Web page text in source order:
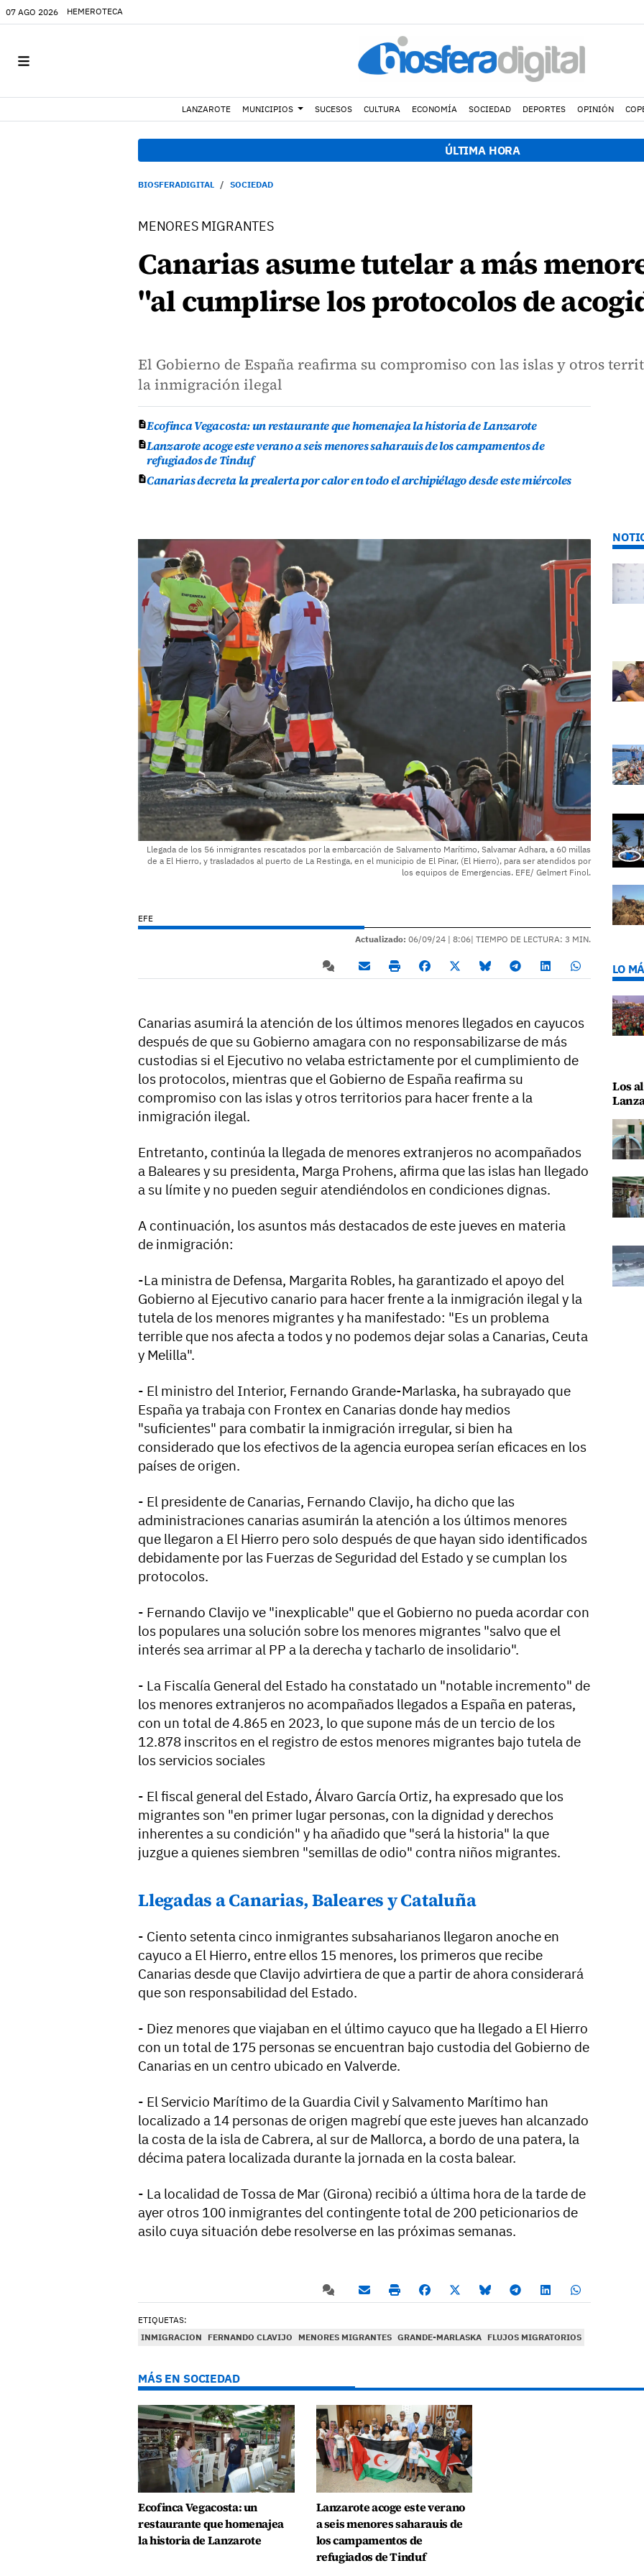
07 AGO 2026 HEMEROTECA
LANZAROTE MUNICIPIOS SUCESOS CULTURA ECONOMÍA SOCIEDAD DEPORTES OPINIÓN
ÚLTIMA HORA
BIOSFERADIGITAL SOCIEDAD
MENORES MIGRANTES
Canarias asume tutelar a más
"al cumplirse los protocolos de
El Gobierno de España reafirma su compromiso con las islas y otros
la inmigración ilegal
Ecofinca Vegacosta: un restaurante que homenajea la historia de Lanzarote
Lanzarote acoge este verano a seis menores saharauis de los campamentos de
refugiados de Tinduf
Canarias decreta la prealerta por calor en todo el archipiélago desde este miércoles
Llegada de los 56 inmigrantes rescatados por la embarcación de Salvamento Marítimo, Salvamar Adhara, a 60 millas
de a El Hierro, y trasladados al puerto de La Restinga, en el municipio de El Pinar, (El Hierro), para ser atendidos por
los equipos de Emergencias. EFE/ Gelmert Finol.
EFE
Actualizado: 06/09/24 | 8:06| TIEMPO DE LECTURA: 3 MIN.
Canarias asumirá la atención de los últimos menores llegados en cayucos
después de que su Gobierno amagara con no responsabilizarse de más
custodias si el Ejecutivo no velaba estrictamente por el cumplimiento de
los protocolos, mientras que el Gobierno de España reafirma su
compromiso con las islas y otros territorios para hacer frente a la
inmigración ilegal.
Entretanto, continúa la llegada de menores extranjeros no acompañados
a Baleares y su presidenta, Marga Prohens, afirma que las islas han llegado
a su límite y no pueden seguir atendiéndolos en condiciones dignas.
A continuación, los asuntos más destacados de este jueves en materia
de inmigración:
-La ministra de Defensa, Margarita Robles, ha garantizado el apoyo del
Gobierno al Ejecutivo canario para hacer frente a la inmigración ilegal y la
tutela de los menores migrantes y ha manifestado: "Es un problema
terrible que nos afecta a todos y no podemos dejar solas a Canarias, Ceuta
y Melilla".
- El ministro del Interior, Fernando Grande-Marlaska, ha subrayado que
España ya trabaja con Frontex en Canarias donde hay medios
"suficientes" para combatir la inmigración irregular, si bien ha
considerado que los efectivos de la agencia europea serían eficaces en los
países de origen.
- El presidente de Canarias, Fernando Clavijo, ha dicho que las
administraciones canarias asumirán la atención a los últimos menores
que llegaron a El Hierro pero solo después de que hayan sido identificados
debidamente por las Fuerzas de Seguridad del Estado y se cumplan los
protocolos.
- Fernando Clavijo ve "inexplicable" que el Gobierno no pueda acordar con
los populares una solución sobre los menores migrantes "salvo que el
interés sea arrimar al PP a la derecha y tacharlo de insolidario".
- La Fiscalía General del Estado ha constatado un "notable incremento" de
los menores extranjeros no acompañados llegados a España en pateras,
con un total de 4.865 en 2023, lo que supone más de un tercio de los
12.878 inscritos en el registro de estos menores migrantes bajo tutela de
los servicios sociales
- El fiscal general del Estado, Álvaro García Ortiz, ha expresado que los
migrantes son "en primer lugar personas, con la dignidad y derechos
inherentes a su condición" y ha añadido que "será la historia" la que
juzgue a quienes siembren "semillas de odio" contra niños migrantes.
Llegadas a Canarias, Baleares y Cataluña
- Ciento setenta cinco inmigrantes subsaharianos llegaron anoche en
cayuco a El Hierro, entre ellos 15 menores, los primeros que recibe
Canarias desde que Clavijo advirtiera de que a partir de ahora considerará
que son responsabilidad del Estado.
- Diez menores que viajaban en el último cayuco que ha llegado a El Hierro
con un total de 175 personas se encuentran bajo custodia del Gobierno de
Canarias en un centro ubicado en Valverde.
- El Servicio Marítimo de la Guardia Civil y Salvamento Marítimo han
localizado a 14 personas de origen magrebí que este jueves han alcanzado
la costa de la isla de Cabrera, al sur de Mallorca, a bordo de una patera, la
décima patera localizada durante la jornada en la costa balear.
- La localidad de Tossa de Mar (Girona) recibió a última hora de la tarde de
ayer otros 100 inmigrantes del contingente total de 200 peticionarios de
asilo cuya situación debe resolverse en las próximas semanas.
ETIQUETAS:
INMIGRACION
FERNANDO CLAVIJO MENORES MIGRANTES GRANDE-MARLASKA FLUJOS MIGRATORIOS
LO
Los
MÁS EN SOCIEDAD
Ecofinca Vegacosta: un
restaurante que homenajea
la historia de Lanzarote
Lanzarote acoge este verano
a seis menores saharauis de
los campamentos de
refugiados de Tinduf